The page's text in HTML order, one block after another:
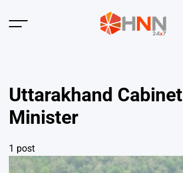
Menu
Uttarakhand Cabinet
Minister
1 post